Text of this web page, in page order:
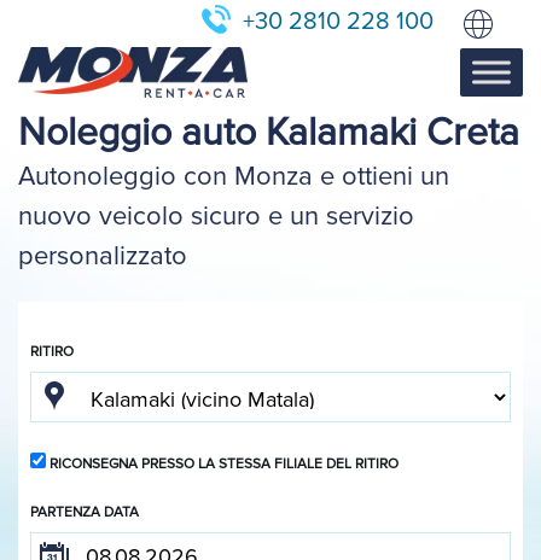
+30 2810 228 100
Noleggio auto Kalamaki Creta
Autonoleggio con Monza e ottieni un
nuovo veicolo sicuro e un servizio
personalizzato
RITIRO
RICONSEGNA PRESSO LA STESSA FILIALE DEL RITIRO
PARTENZA DATA